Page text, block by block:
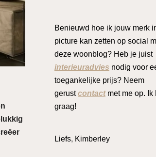
Benieuwd hoe ik jouw merk
picture kan zetten op social
deze woonblog? Heb je juist
interieuradvies nodig voor
toegankelijke prijs? Neem
gerustcontactmet me op. Ik
graag!
Liefs, Kimberley